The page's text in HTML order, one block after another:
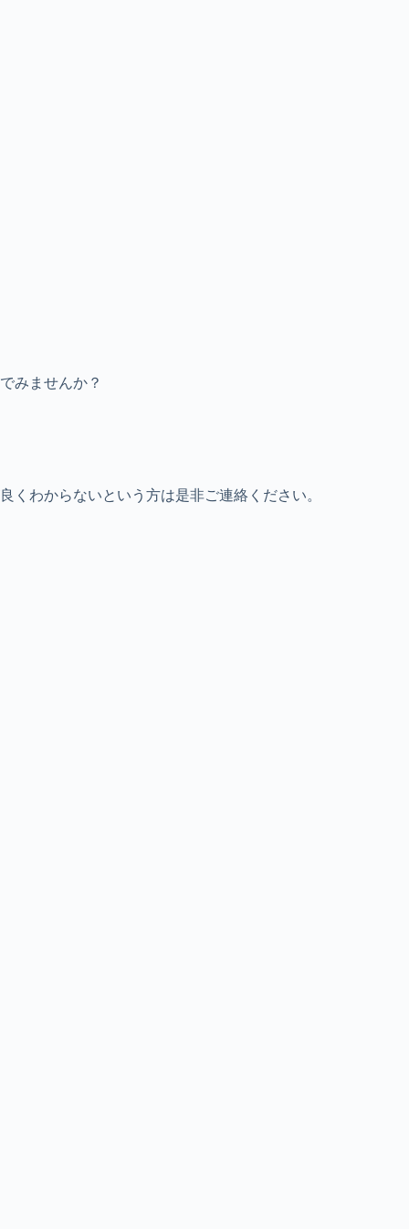
みませんか？
くわからないという方は是非ご連絡ください。